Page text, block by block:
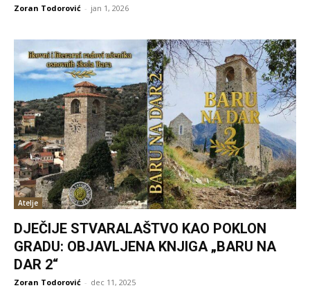
Zoran Todorović - jan 1, 2026
Atelje
DJEČIJE STVARALAŠTVO KAO POKLON
GRADU: OBJAVLJENA KNJIGA „BARU NA
DAR 2“
Zoran Todorović - dec 11, 2025